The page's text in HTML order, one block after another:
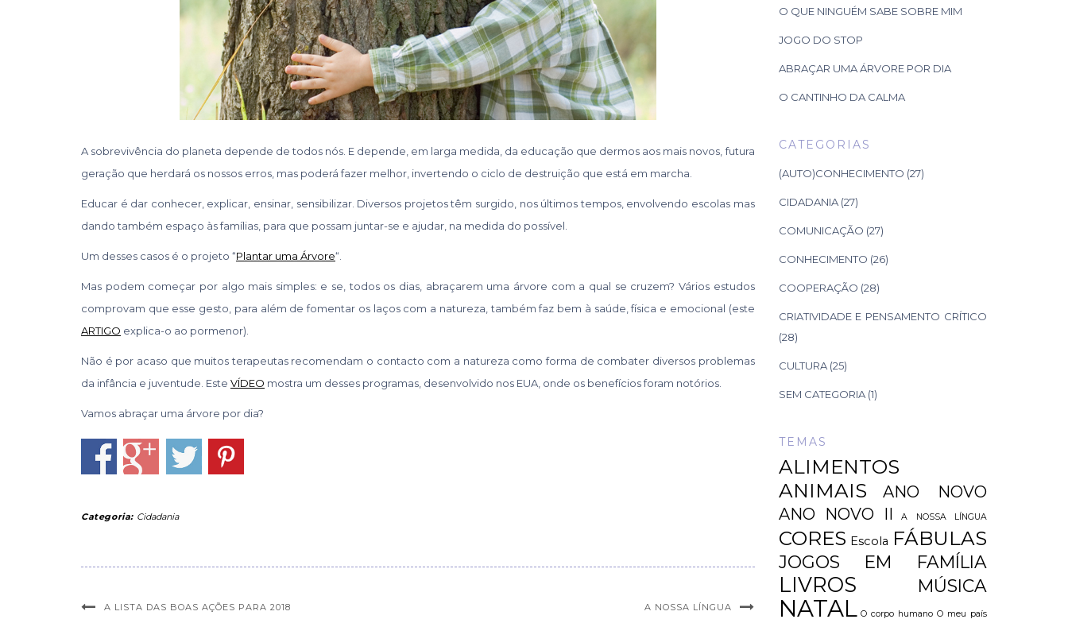
A sobrevivência do planeta depende de todos nós. E depende, em larga medida, da educação que dermos aos mais novos, futura
geração que herdará os nossos erros, mas poderá fazer melhor, invertendo o ciclo de destruição que está em marcha.
Educar é dar conhecer, explicar, ensinar, sensibilizar. Diversos projetos têm surgido, nos últimos tempos, envolvendo escolas mas
dando também espaço às famílias, para que possam juntar-se e ajudar, na medida do possível.
Um desses casos é o projeto “Plantar uma Árvore“.
Mas podem começar por algo mais simples: e se, todos os dias, abraçarem uma árvore com a qual se cruzem? Vários estudos
comprovam que esse gesto, para além de fomentar os laços com a natureza, também faz bem à saúde, física e emocional (este
ARTIGO explica-o ao pormenor).
Não é por acaso que muitos terapeutas recomendam o contacto com a natureza como forma de combater diversos problemas
da infância e juventude. Este VÍDEO mostra um desses programas, desenvolvido nos EUA, onde os benefícios foram notórios.
Vamos abraçar uma árvore por dia?
Categoria: Cidadania
A LISTA DAS BOAS AÇÕES PARA 2018 A NOSSA LÍNGUA
O QUE NINGUÉM SABE SOBRE MIM
JOGO DO STOP
ABRAÇAR UMA ÁRVORE POR DIA
O CANTINHO DA CALMA
CATEGORIAS
(AUTO)CONHECIMENTO (27)
CIDADANIA(27)
COMUNICAÇÃO (27)
CONHECIMENTO (26)
COOPERAÇÃO (28)
CRIATIVIDADE E PENSAMENTO CRÍTICO
(28)
CULTURA(25)
SEM CATEGORIA(1)
TEMAS
ALIMENTOS
ANIMAIS
ANO NOVO
ANO NOVO II
A NOSSA LÍNGUA
CORES Escola FÁBULAS
JOGOS EM FAMÍLIA
LIVROS MÚSICA
NATAL O corpo humano O meu país